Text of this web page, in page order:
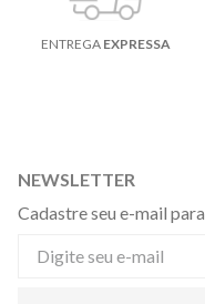
ENTREGA EXPRESSA
NEWSLETTER
Cadastre seu e-mail